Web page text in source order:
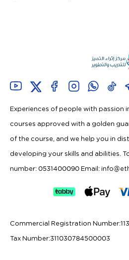
Experiences of people with passion
courses approved with a golden
of the course, and we help you in
developing your skills and abilities.
number: 0531400090 Email:
Commercial Registration Number:
Tax Number:311030784500003